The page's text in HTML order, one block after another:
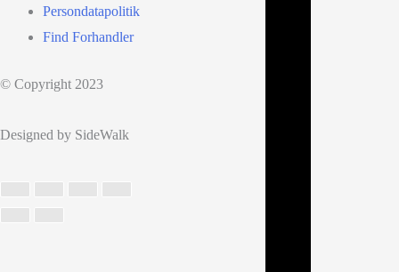
Persondatapolitik
Find Forhandler
© Copyright 2023
Designed by SideWalk